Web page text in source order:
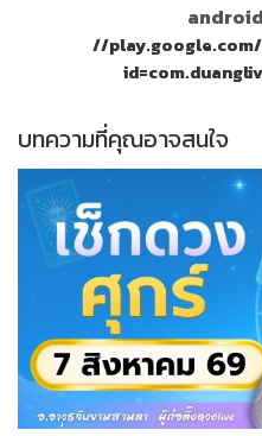
//
บทความที่คุณอาจสนใจ